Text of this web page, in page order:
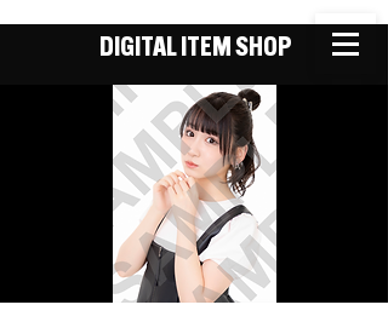
DIGITAL ITEM SHOP